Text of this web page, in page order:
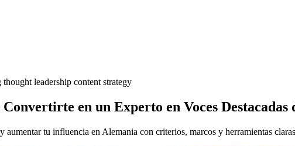
thought leadership content strategy
en un Experto en Voces
tu influencia en Alemania con criterios, marcos y herramientas